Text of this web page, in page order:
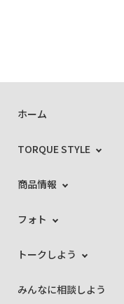
ホーム
TORQUE STYLE
商品情報
フォト
トークしよう
みんなに相談しよう